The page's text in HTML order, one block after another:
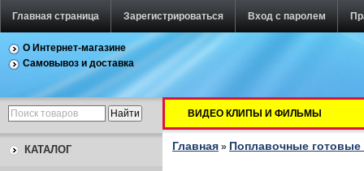
Главная страница Зарегистрироваться Вход с паролем
О Интернет-магазине
Самовывоз и доставка
КАТАЛОГ
ВИДЕО КЛИПЫ И ФИЛЬМЫ
Главная » Поплавочные готовые